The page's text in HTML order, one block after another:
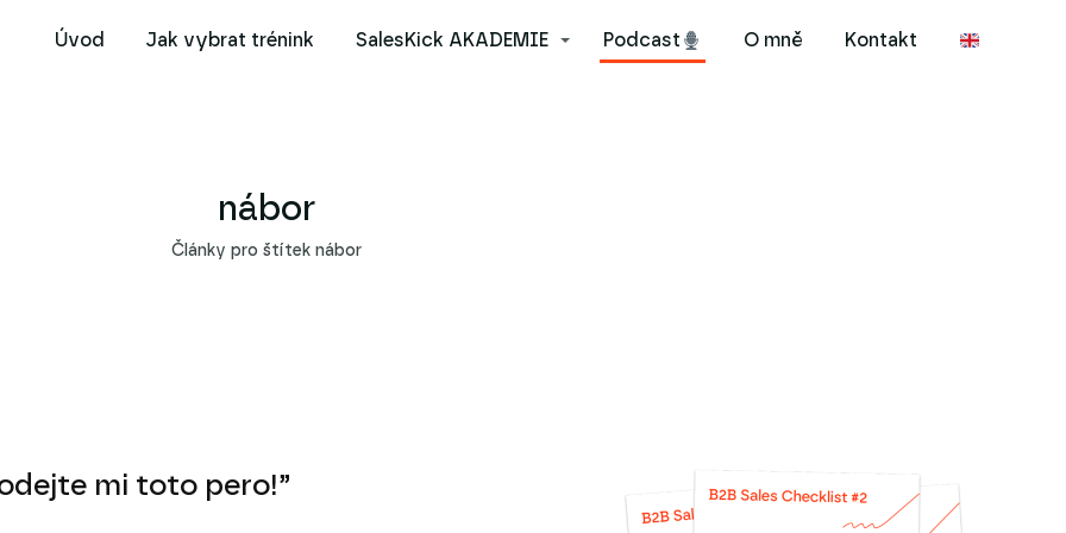
Úvod Jak vybrat trénink SalesKick AKADEMIE Podcast O mně Kontakt
nábor
Články pro štítek nábor
mi toto pero!”